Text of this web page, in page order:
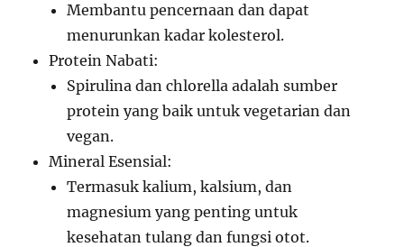
Membantu pencernaan dan dapat
menurunkan kadar kolesterol.
Protein Nabati:
Spirulina dan chlorella adalah sumber
protein yang baik untuk vegetarian dan
vegan.
Mineral Esensial:
Termasuk kalium, kalsium, dan
magnesium yang penting untuk
kesehatan tulang dan fungsi otot.